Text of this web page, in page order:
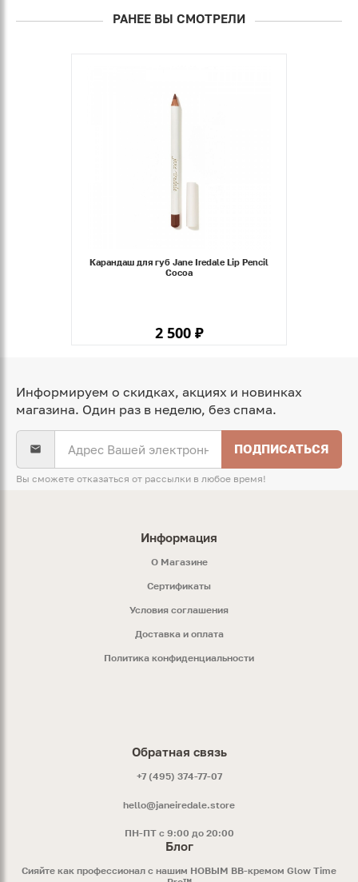
РАНЕЕ ВЫ СМОТРЕЛИ
Карандаш для губ Jane Iredale Lip Pencil
Cocoa
2 500 ₽
Информируем о скидках, акциях и новинках
магазина. Один раз в неделю, без спама.
ПОДПИСАТЬСЯ
Вы сможете отказаться от рассылки в любое время!
Информация
O Магазине
Сертификаты
Условия соглашения
Доставка и оплата
Политика конфиденциальности
Обратная связь
+7 (495) 374-77-07
hello@janeiredale.store
ПН-ПТ с 9:00 до 20:00
Блог
Сияйте как профессионал с нашим НОВЫМ ВВ-кремом Glow Time